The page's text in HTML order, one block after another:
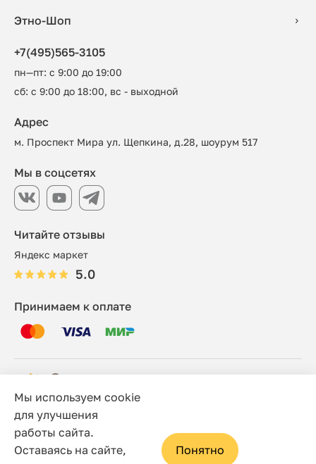
Этно-Шоп
+7(495)565-3105
пн—пт: с 9:00 до 19:00
сб: с 9:00 до 18:00, вс - выходной
Читайте отзывы
Яндекс маркет
5.0
Адрес
м. Проспект Мира ул. Щепкина, д.28, шоурум 517
Принимаем к оплате
Мы в соцсетях
© 2006 - 2026 Этно-шоп, Интернет-магазин
Политика конфиденциальности
Сайт носит исключительно информационный характер, и
Мы используем cookie
для улучшения
работы сайта.
Оставаясь на сайте,
Понятно